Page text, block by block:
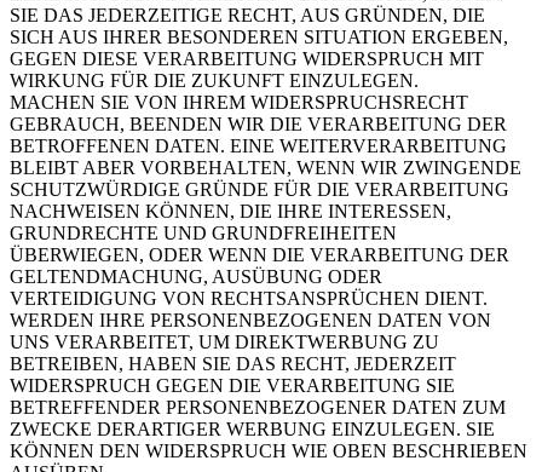
SIE DAS JEDERZEITIGE RECHT, AUS GRÜNDEN, DIE
SICH AUS IHRER BESONDEREN SITUATION ERGEBEN,
GEGEN DIESE VERARBEITUNG WIDERSPRUCH MIT
WIRKUNG FÜR DIE ZUKUNFT EINZULEGEN.
MACHEN SIE VON IHREM WIDERSPRUCHSRECHT
GEBRAUCH, BEENDEN WIR DIE VERARBEITUNG DER
BETROFFENEN DATEN. EINE WEITERVERARBEITUNG
BLEIBT ABER VORBEHALTEN, WENN WIR ZWINGENDE
SCHUTZWÜRDIGE GRÜNDE FÜR DIE VERARBEITUNG
NACHWEISEN KÖNNEN, DIE IHRE INTERESSEN,
GRUNDRECHTE UND GRUNDFREIHEITEN
ÜBERWIEGEN, ODER WENN DIE VERARBEITUNG DER
GELTENDMACHUNG, AUSÜBUNG ODER
VERTEIDIGUNG VON RECHTSANSPRÜCHEN DIENT.
WERDEN IHRE PERSONENBEZOGENEN DATEN VON
UNS VERARBEITET, UM DIREKTWERBUNG ZU
BETREIBEN, HABEN SIE DAS RECHT, JEDERZEIT
WIDERSPRUCH GEGEN DIE VERARBEITUNG SIE
BETREFFENDER PERSONENBEZOGENER DATEN ZUM
ZWECKE DERARTIGER WERBUNG EINZULEGEN. SIE
KÖNNEN DEN WIDERSPRUCH WIE OBEN BESCHRIEBEN